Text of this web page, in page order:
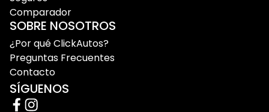
Comparador
SOBRE NOSOTROS
¿Por qué ClickAutos?
Preguntas Frecuentes
Contacto
SÍGUENOS